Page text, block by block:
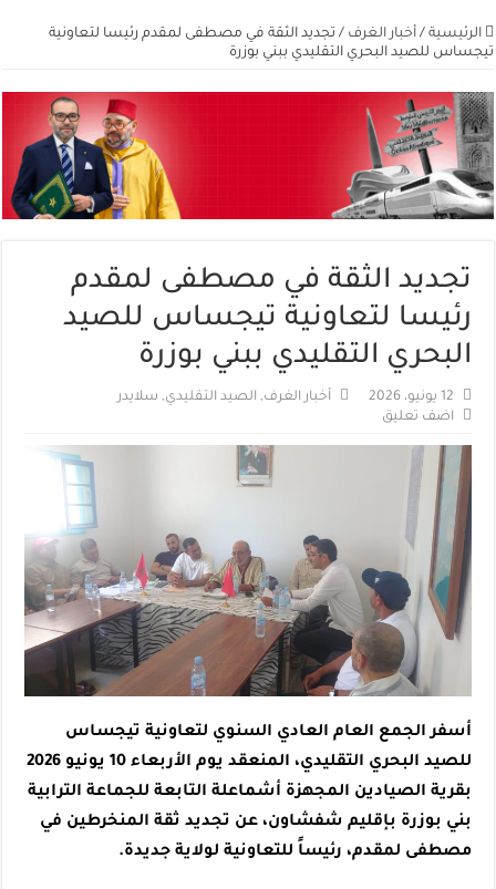
الرئيسية / أخبار الغرف / تجديد الثقة في مصطفى لمقدم رئيسا لتعاونية
تيجساس للصيد البحري التقليدي ببني بوزرة
تجديد الثقة في مصطفى لمقدم
رئيسا لتعاونية تيجساس للصيد
البحري التقليدي ببني بوزرة
12 يونيو، 2026 أخبار الغرف, الصيد التقليدي, سلايدر
اضف تعليق
أسفر الجمع العام العادي السنوي لتعاونية تيجساس
للصيد البحري التقليدي، المنعقد يوم الأربعاء 10 يونيو 2026
بقرية الصيادين المجهزة أشماعلة التابعة للجماعة الترابية
بني بوزرة بإقليم شفشاون، عن تجديد ثقة المنخرطين في
مصطفى لمقدم، رئيساً للتعاونية لولاية جديدة.